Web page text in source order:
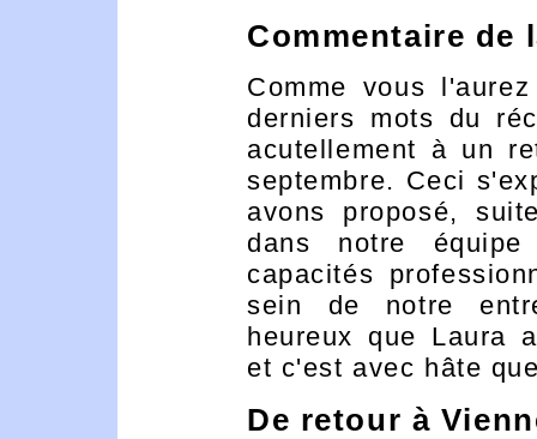
Commentaire de
Comme vous
derniers mots du
acutellement à un
septembre. Ceci
avons proposé,
dans notre
capacités
sein de notre
heureux que Laura
et c'est avec hâte
De retour à